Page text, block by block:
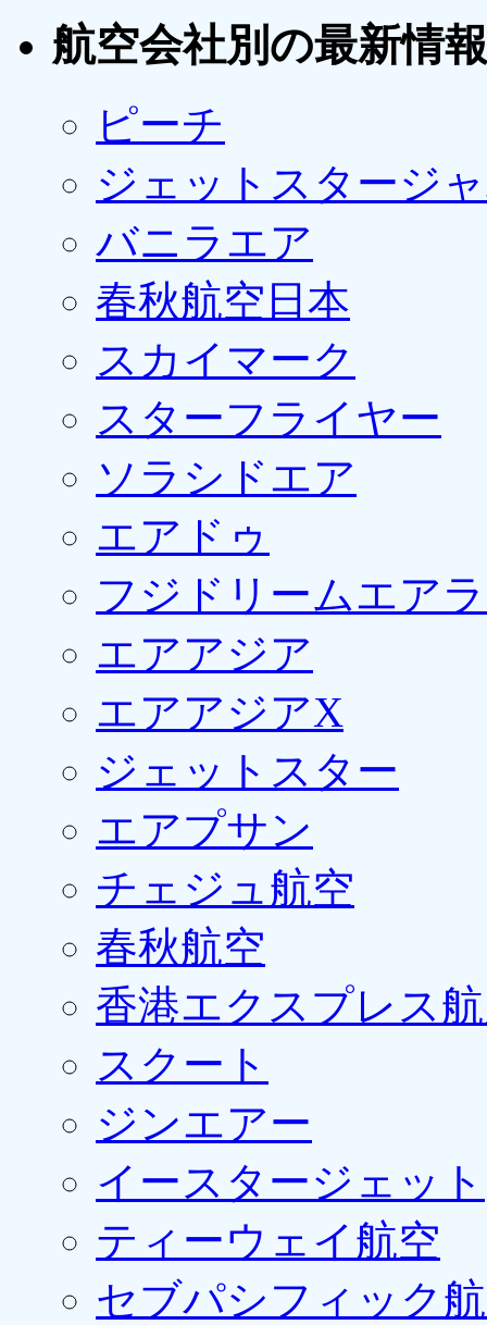
航空会社別の最新情報
ピーチ
ジェットスタージ
バニラエア
春秋航空日本
スカイマーク
スターフライヤー
ソラシドエア
エアドゥ
フジドリームエア
エアアジア
エアアジアX
ジェットスター
エアプサン
チェジュ航空
春秋航空
香港エクスプレス
スクート
ジンエアー
イースタージェット
ティーウェイ航空
セブパシフィック